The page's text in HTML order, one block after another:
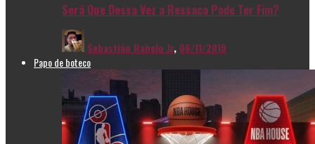
Será Que Dessa Vez a Ressaca Pode Ter Fim?
Sebastião Rabelo Jr, 06/11/2019
Papo de boteco